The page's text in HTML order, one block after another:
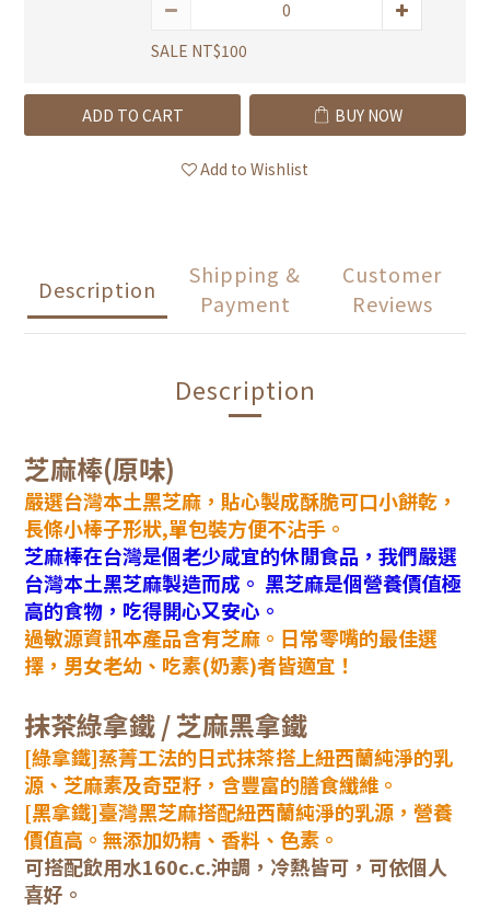
SALE NT$100
ADD TO CART BUY NOW
Add to Wishlist
Description
Shipping &
Payment
Customer
Reviews
Description
芝麻棒(原味)
嚴選台灣本土黑芝麻，貼心製成酥脆可口小餅乾，
長條小棒子形狀,單包裝方便不沾手。
芝麻棒在台灣是個老少咸宜的休閒食品，我們嚴選
台灣本土黑芝麻製造而成。 黑芝麻是個營養價值極
高的食物，吃得開心又安心。
過敏源資訊本產品含有芝麻。日常零嘴的最佳選
擇，男女老幼、吃素(奶素)者皆適宜！
抹茶綠拿鐵 / 芝麻黑拿鐵
[綠拿鐵]蒸菁工法的日式抹茶搭上紐西蘭純淨的乳
源、芝麻素及奇亞籽，含豐富的膳食纖維。
[黑拿鐵]臺灣黑芝麻搭配紐西蘭純淨的乳源，營養
價值高。無添加奶精、香料、色素。
可搭配飲用水160c.c.沖調，冷熱皆可，可依個人
喜好。